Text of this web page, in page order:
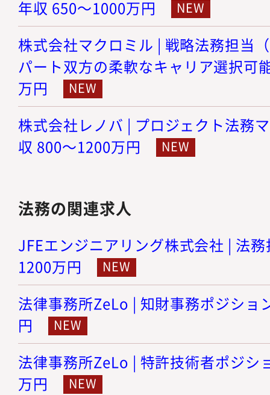
年収 650～1000万円
株式会社マクロミル | 戦略法務担当
パート双方の柔軟なキャリア選択可
万円
株式会社レノバ | プロジェクト法務
収 800～1200万円
法務の関連求人
JFEエンジニアリング株式会社 | 法
1200万円
法律事務所ZeLo | 知財事務ポジショ
円
法律事務所ZeLo | 特許技術者ポジシ
万円